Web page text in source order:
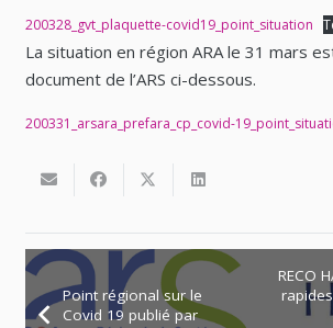
200328_gvt_plaquette-covid19_point_situation
La situation en région ARA le 31 mars
document de l’ARS ci-dessous.
200331_arsara_prefara_cp_covid-
Point régional sur le
Covid 19 publié par
RECO